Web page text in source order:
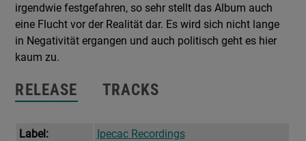
irgendwie festgefahren, so sehr stellt das Album auch
eine Flucht vor der Realität dar. Es wird sich nicht lange
in Negativität ergangen und auch politisch geht es hier
kaum zu.
RELEASE TRACKS
Label:
Ipecac Recordings